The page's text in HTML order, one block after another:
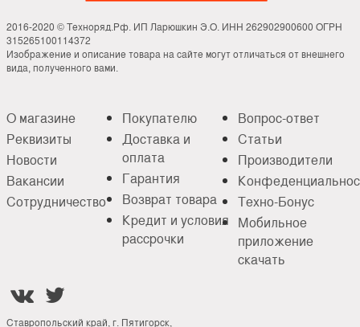
2016-2020 © Техноряд.Рф. ИП Ларюшкин Э.О. ИНН 262902900600 ОГРН
315265100114372
Изображение и описание товара на сайте могут отличаться от внешнего
вида, полученного вами.
О магазине
Реквизиты
Новости
Вакансии
Сотрудничество
Покупателю
Доставка и
оплата
Гарантия
Возврат товара
Кредит и условия
рассрочки
Вопрос-ответ
Статьи
Производители
Техно-Бонус
Мобильное
приложение
скачать
 
Ставропольский край, г. Пятигорск,